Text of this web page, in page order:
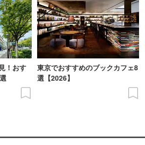
！おす
東京でおすすめのブックカフェ8
選【2026】